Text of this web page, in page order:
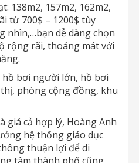
138m2, 157m2, 162m2,
từ 700$ – 1200$ tùy
nhìn,…bạn dễ dàng chọn
rộng rãi, thoáng mát với
hồ bơi người lớn, hồ bơi
phòng cộng đồng, khu
giá cả hợp lý, Hoàng Anh
hệ thống giáo dục
thuận lợi để di